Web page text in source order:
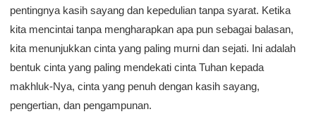
pentingnya kasih sayang dan kepedulian tanpa syarat. Ketika
kita mencintai tanpa mengharapkan apa pun sebagai balasan,
kita menunjukkan cinta yang paling murni dan sejati. Ini adalah
bentuk cinta yang paling mendekati cinta Tuhan kepada
makhluk-Nya, cinta yang penuh dengan kasih sayang,
pengertian, dan pengampunan.